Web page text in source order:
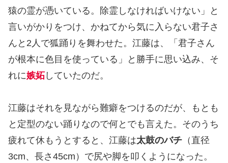
猿の霊が憑いている。除霊しなければいけない」と
言いがかりをつけ、かねてから気に入らない君子さ
んと2人で狐踊りを舞わせた。江藤は、「君子さん
が根本に色目を使っている」と勝手に思い込み、そ
れに嫉妬していたのだ。
江藤はそれを見ながら難癖をつけるのだが、もとも
と定型のない踊りなので何とでも言えた。そのうち
疲れて休もうとすると、江藤は太鼓のバチ （直径
3cm、長さ45cm）で尻や脚を叩くようになった。